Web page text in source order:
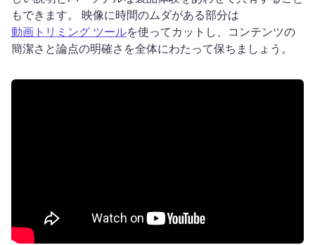
もできます。 映像に時間のムダがある部分は
動画トリミング ツールを使ってカットし、コンテンツの
簡潔さと論点の明確さを全体にわたって保ちましょう。